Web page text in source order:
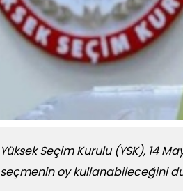
Yüksek Seçim Kurulu (YSK), 14
seçmenin oy kullanabileceğini